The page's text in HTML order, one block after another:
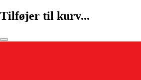
Tilføjer til kurv...